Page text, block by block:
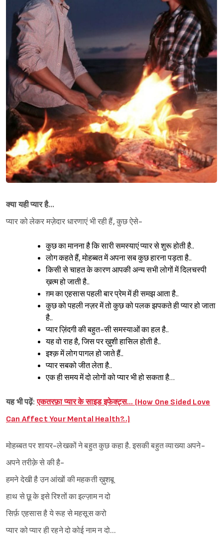
क्या यही प्यार है…
प्यार को लेकर मज़ेदार धारणाएं भी रही हैं, कुछ ऐसे-
कुछ का मानना है कि सारी समस्याएं प्यार से शुरू होती है..
लोग कहते हैं, मोहब्बत में अपना सब कुछ हारना पड़ता है..
किसी से चाहत के कारण आपकी अन्य सभी लोगों में दिलचस्पी
ख़त्म हो जाती है..
ग़म का एहसास पहली बार प्रेम में ही समझ आता है..
कुछ को पहली नज़र में तो कुछ को पलक झपकते ही प्यार हो जाता
है..
प्यार ज़िंदगी की बहुत-सी समस्याओं का हल है..
यह वो राह है, जिस पर ख़ुशी हासिल होती है..
इश्क़ में लोग पागल हो जाते हैं..
प्यार सबको जीत लेता है..
एक ही समय में दो लोगों को प्यार भी हो सकता है…
यह भी पढ़ें:एकतरफ़ा प्यार के साइड इफेक्ट्स… (How One Sided Love
Can Affect Your Mental Health?..)
मोहब्बत पर शायर-लेखकों ने बहुत कुछ कहा है. इसकी बहुत व्याख्या अपने-
अपने तरीक़े से की है-
हमने देखी है उन आंखों की महकती ख़ुशबू
हाथ से छू के इसे रिश्तों का इल्ज़ाम न दो
सिर्फ़ एहसास है ये रूह से महसूस करो
प्यार को प्यार ही रहने दो कोई नाम न दो…